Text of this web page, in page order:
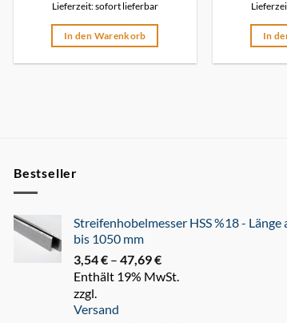
Lieferzeit: sofort lieferbar
In den Warenkorb In
Bestseller
Streifenhobelmesser HSS %18 - Länge
bis 1050 mm
3,54€ – 47,69€
3,54 €
Enthält 19% MwSt.
zzgl.
Versand